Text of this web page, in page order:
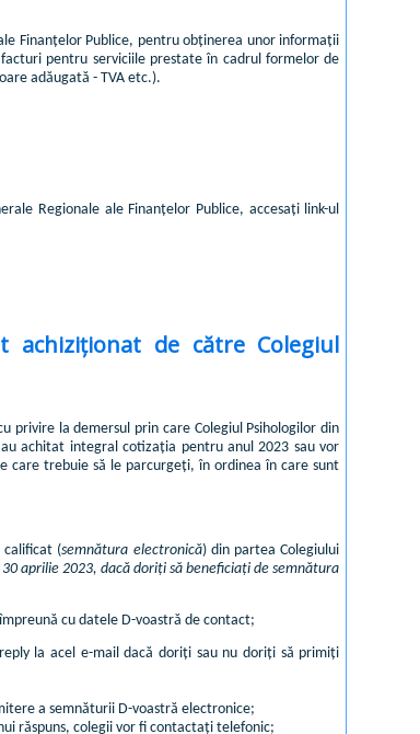
Finanțelor Publice, pentru obținerea unor informații
pentru serviciile prestate în cadrul formelor de
adăugată - TVA etc.).
Regionale ale Finanțelor Publice, accesați link-ul
achiziționat de către Colegiul
la demersul prin care Colegiul Psihologilor din
achitat integral cotizația pentru anul 2023 sau vor
care trebuie să le parcurgeți, în ordinea în care sunt
calificat (semnătura electronică) din partea Colegiului
aprilie 2023, dacă doriți să beneficiați de semnătura
cu datele D-voastră de contact;
la acel e-mail dacă doriți sau nu doriți să primiți
a semnăturii D-voastră electronice;
răspuns, colegii vor fi contactați telefonic;